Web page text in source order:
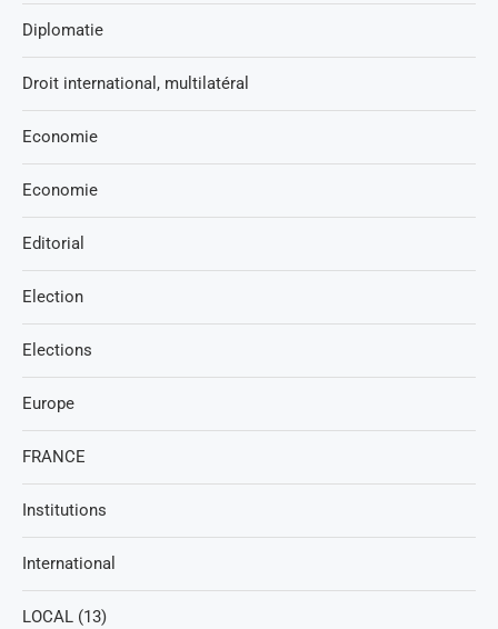
Diplomatie
Droit international, multilatéral
Economie
Economie
Editorial
Election
Elections
Europe
FRANCE
Institutions
International
LOCAL (13)